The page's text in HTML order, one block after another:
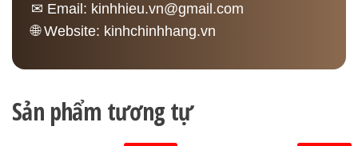
✉ Email: kinhhieu.vn@gmail.com
🌐 Website: kinhchinhhang.vn
Sản phẩm tương tự